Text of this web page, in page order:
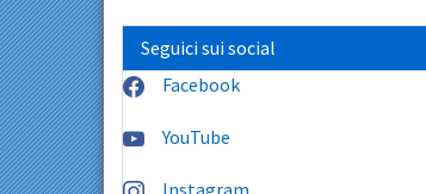
Seguici sui social
Facebook
YouTube
Instagram